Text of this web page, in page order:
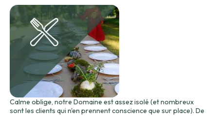
Calme oblige, notre Domaine est assez isolé (et nombreux
sont les clients qui n'en prennent conscience que sur place). De